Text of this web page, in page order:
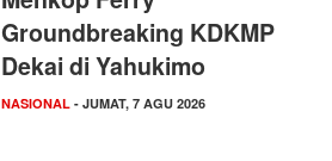
Groundbreaking KDKMP
Dekai di Yahukimo
NASIONAL - JUMAT, 7 AGU 2026